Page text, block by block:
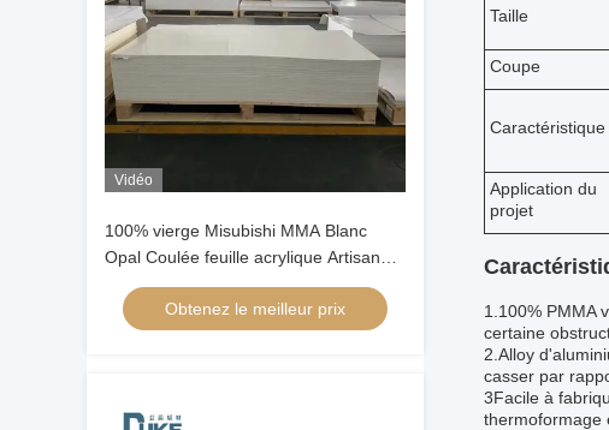
Vidéo
100% vierge Misubishi MMA Blanc
Opal Coulée feuille acrylique Artisanat
couleur baignoire Coupe de feuille en
plastiqueObtenez le meilleur prix
Taille
Coupe
Caractéristique
Application du
projet
1.100% PMMA
certaine
2.Alloy
casser par
3Facile à
thermoformage